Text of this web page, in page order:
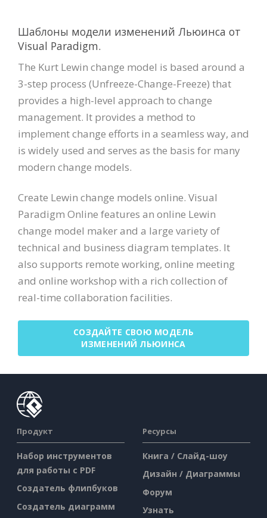
Шаблоны модели изменений Льюинса от
Visual Paradigm.
The Kurt Lewin change model is based around a
3-step process (Unfreeze-Change-Freeze) that
provides a high-level approach to change
management. It provides a method to
implement change efforts in a seamless way, and
is widely used and serves as the basis for many
modern change models.
Create Lewin change models online. Visual
Paradigm Online features an online Lewin
change model maker and a large variety of
technical and business diagram templates. It
also supports remote working, online meeting
and online workshop with a rich collection of
real-time collaboration facilities.
СОЗДАЙТЕ СВОЮ МОДЕЛЬ
ИЗМЕНЕНИЙ ЛЬЮИНСА
Продукт
Набор инструментов
для работы с PDF
Создатель флипбуков
Создатель диаграмм
Ресурсы
Книга / Слайд-шоу
Дизайн / Диаграммы
Форум
Узнать